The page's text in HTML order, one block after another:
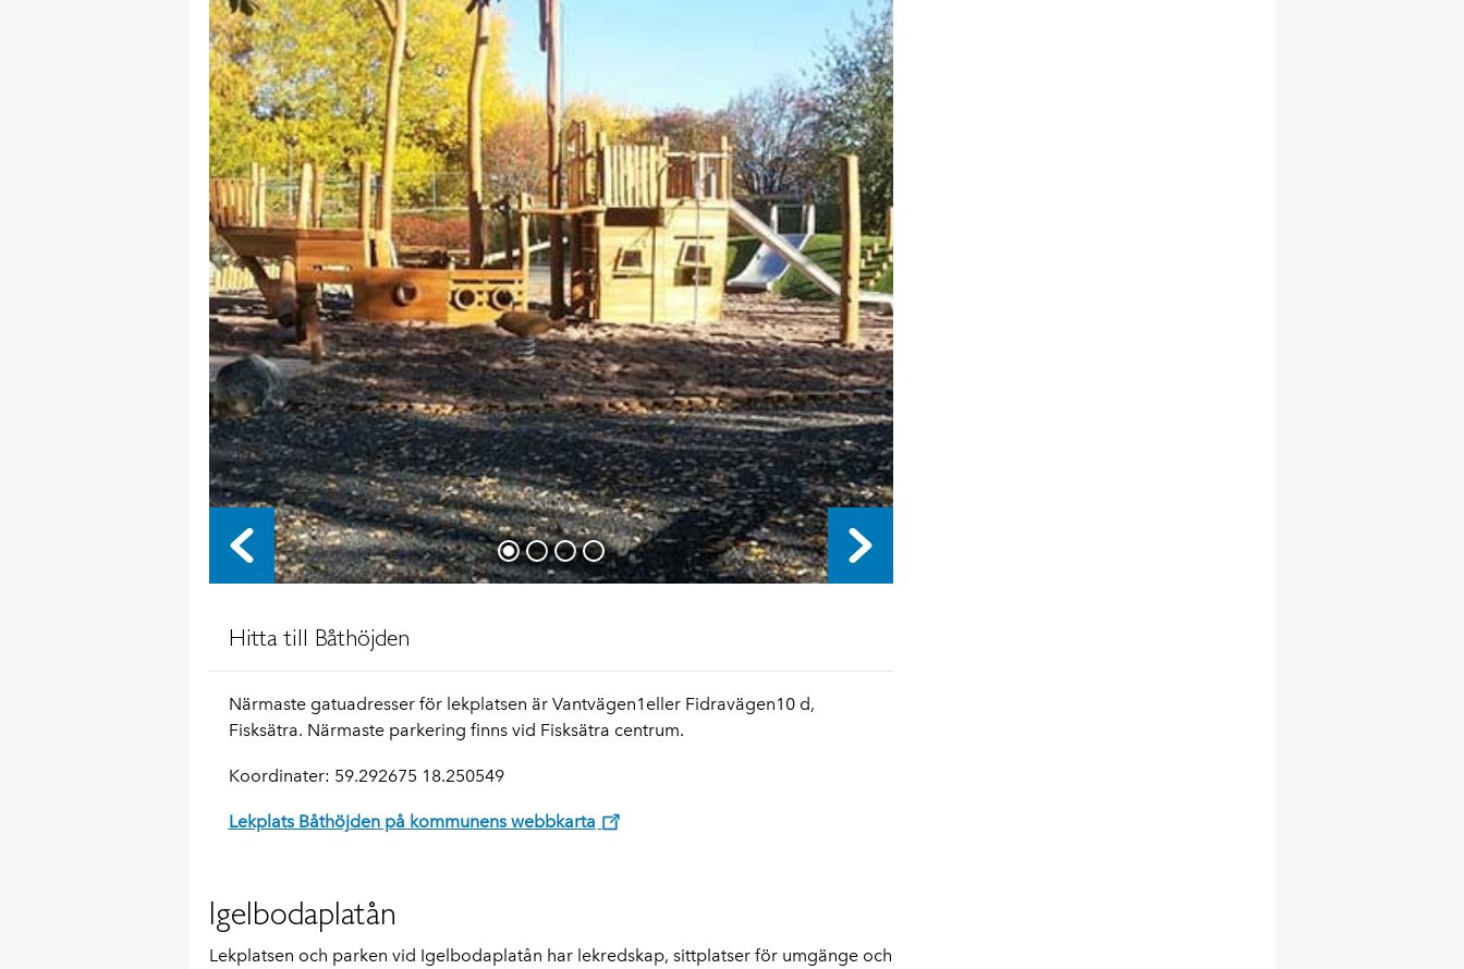
Hitta till Båthöjden
Närmaste gatuadresser för lekplatsen är Vantvägen1eller Fidravägen10 d,
Fisksätra. Närmaste parkering finns vid Fisksätra centrum.
Koordinater: 59.292675 18.250549
Lekplats Båthöjden på kommunens webbkarta
Igelbodaplatån
Lekplatsen och parken vid Igelbodaplatån har lekredskap, sittplatser för umgänge och